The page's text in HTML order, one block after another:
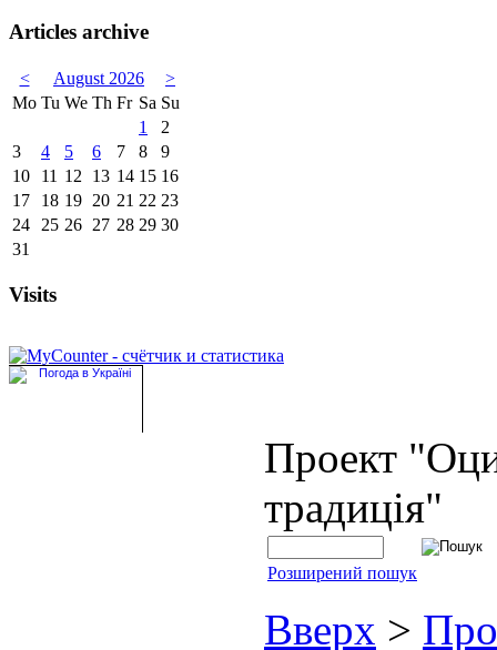
Articles archive
< August 2026
>
Mo Tu We Th Fr Sa Su
1
2
3
4 5 6 7 8
9
10
11 12 13 14 15 16
17
18 19 20 21 22 23
24
25 26 27 28 29 30
31
Visits
Проект
традиція"
Розширений пошук
Вверх >